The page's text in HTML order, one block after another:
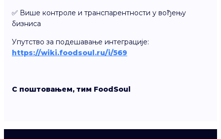
✅ Више контроле и транспарентности у вођењу
бизниса
Упутство за подешавање интеграције:
https://wiki.foodsoul.ru/i/569
С поштовањем, тим FoodSoul